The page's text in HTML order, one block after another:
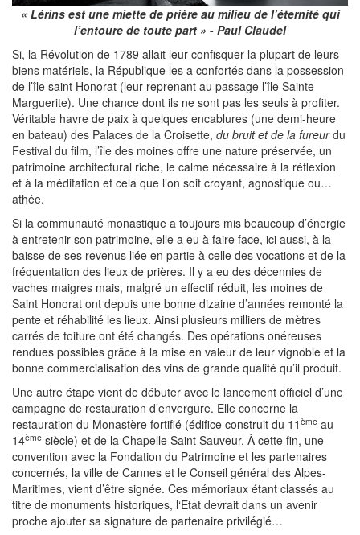
« Lérins est une miette de prière au milieu de l’éternité qui
l’entoure de toute part » - Paul Claudel
Si, la Révolution de 1789 allait leur confisquer la plupart de leurs
biens matériels, la République les a confortés dans la possession
de l’île saint Honorat (leur reprenant au passage l’île Sainte
Marguerite). Une chance dont ils ne sont pas les seuls à profiter.
Véritable havre de paix à quelques encablures (une demi-heure
en bateau) des Palaces de la Croisette, du bruit et de la fureurdu
Festival du film, l’île des moines offre une nature préservée, un
patrimoine architectural riche, le calme nécessaire à la réflexion
et à la méditation et cela que l’on soit croyant, agnostique ou…
athée.
Si la communauté monastique a toujours mis beaucoup d’énergie
à entretenir son patrimoine, elle a eu à faire face, ici aussi, à la
baisse de ses revenus liée en partie à celle des vocations et de la
fréquentation des lieux de prières. Il y a eu des décennies de
vaches maigres mais, malgré un effectif réduit, les moines de
Saint Honorat ont depuis une bonne dizaine d’années remonté la
pente et réhabilité les lieux. Ainsi plusieurs milliers de mètres
carrés de toiture ont été changés. Des opérations onéreuses
rendues possibles grâce à la mise en valeur de leur vignoble et la
bonne commercialisation des vins de grande qualité qu’il produit.
Une autre étape vient de débuter avec le lancement officiel d’une
campagne de restauration d’envergure. Elle concerne la
restauration du Monastère fortifié (édifice construit du 11 ème au
14ème siècle) et de la Chapelle Saint Sauveur. À cette fin, une
convention avec la Fondation du Patrimoine et les partenaires
concernés, la ville de Cannes et le Conseil général des Alpes-
Maritimes, vient d’être signée. Ces mémoriaux étant classés au
titre de monuments historiques, l‘Etat devrait dans un avenir
proche ajouter sa signature de partenaire privilégié…